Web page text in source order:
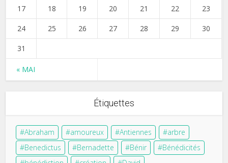
« MAI
17 18 19 20 21 22 23
24 25 26 27 28 29 30
31
Étiquettes
Abraham amoureux Antiennes
arbre
Benedictus
Bernadette Bénir
Bénédicités